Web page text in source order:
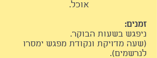
אוכל.
זמנים:
ניפגש בשעות הבוקר.
(שעה מדויקת ונקודת מפגש ימסרו
לנרשמים).